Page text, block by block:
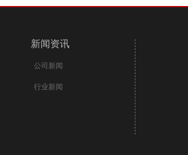
新闻资讯
公司新闻
行业新闻